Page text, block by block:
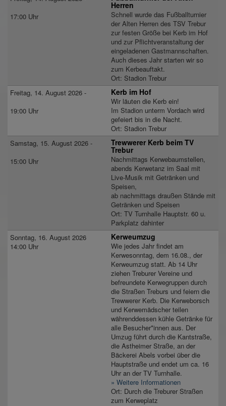
17:00 Uhr
Herren
Schnell wurde das Fußballturnier
der Alten Herren des TSV Trebur
zur festen Größe bei Kerb im Hof
und zur Pflichtveranstaltung der
eingeladenen Gastmannschaften.
Auch dieses Jahr starten wir so
zum Kerbeauftakt.
Ort: Stadion Trebur
Freitag, 14. August 2026 -
19:00 Uhr
Kerb im Hof
Wir läuten die Kerb ein!
Im Stadion unterm Vordach wird
gefeiert bis in die Nacht.
Ort: Stadion Trebur
Samstag, 15. August 2026 -
15:00 Uhr
Trewwerer Kerb beim TV
Trebur
Nachmittags Kerwebaumstellen,
abends Kerwetanz im Saal mit
Live-Musik mit Getränken und
Speisen,
ab nachmittags draußen Stände mit
Getränken und Speisen
Ort: TV Turnhalle Hauptstr. 60 u.
Parkplatz dahinter
Sonntag, 16. August 2026
14:00 Uhr
Kerweumzug
Wie jedes Jahr findet am
Kerwesonntag, dem 16.08., der
Kerweumzug statt. Ab 14 Uhr
ziehen Treburer Vereine und
befreundete Kerwegruppen durch
die Straßen Treburs und feiern die
Trewwerer Kerb. Die Kerweborsch
und Kerwemädscher teilen
währenddessen kühle Getränke für
alle Besucher*innen aus. Der
Umzug führt durch die Kantstraße,
die Astheimer Straße, an der
Bäckerei Abels vorbei über die
Hauptstraße und endet um ca. 16
Uhr an der TV Turnhalle.
» Weitere Informationen
Ort: Durch die Treburer Straßen
zum Kerweplatz